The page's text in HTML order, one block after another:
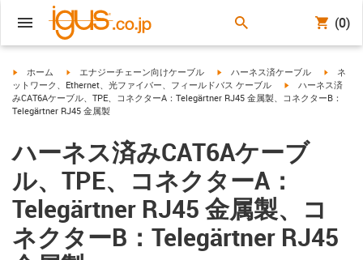
(0)
igus-icon-arrow-right
ホーム igus-icon-arrow-right
エナジーチェーン向けケーブル igus-icon-arrow-right
ハーネス済ケーブル igus-
ネ
ットワーク、Ethernet、光ファイバー、フィールドバス ケーブル
igus-icon-arrow-
ハーネス済
みCAT6Aケーブル、TPE、コネクターA：Telegärtner RJ45 金属製、コネクターB：
Telegärtner RJ45 金属製
ハーネス済みCAT6Aケーブ
ル、TPE、コネクターA：
Telegärtner RJ45 金属製、コ
ネクターB：Telegärtner RJ45